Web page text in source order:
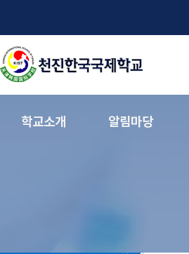
학교소개 알림마당